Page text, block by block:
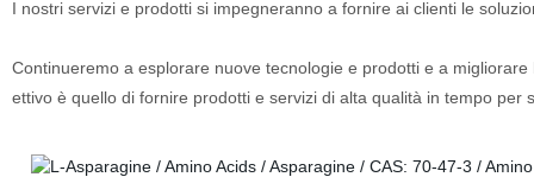
I nostri servizi e prodotti si impegneranno a fornire ai clienti le
Continueremo a esplorare nuove tecnologie e prodotti e a
ettivo è quello di fornire prodotti e servizi di alta qualità in tempo per